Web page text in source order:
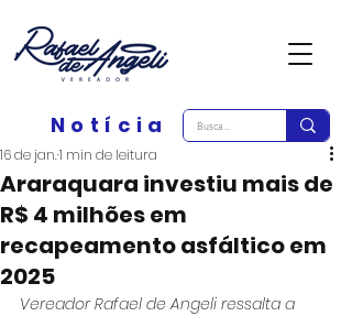
Notícia
Araraquara investiu mais de
R$ 4 milhões em
recapeamento asfáltico em
2025
16 de jan.1 min de leitura
Vereador Rafael de Angeli ressalta a